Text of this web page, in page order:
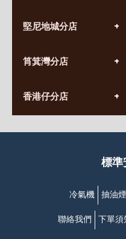
營業時間:
九龍太子太子道西141號
堅尼地城分店
營業時間:
香港堅尼地城卑路乍街
(堅尼地城地鐵站B出口)
筲箕灣分店
營業時間:
(10:00am-20:30pm)
香港仔分店
營業時間:
香港香港仔成都道20-28號
(黃竹坑地鐵站轉4M專線小巴)
標準
冷氣機 抽油
聯絡我們 下單須